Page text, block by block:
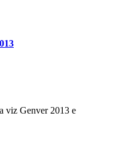
viz Genver 2013 e